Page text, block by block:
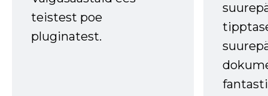
teistest poe
pluginatest.